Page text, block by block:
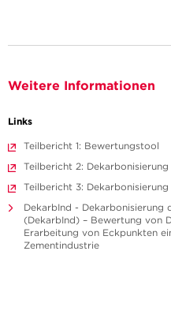
Weitere Informationen
Links
Teilbericht 1: Bewertungstool
Teilbericht 2:
Teilbericht 3:
DekarbInd - Dekarbonisierung
(DekarbInd) – Bewertung von
Erarbeitung von Eckpunkten
Zementindustrie